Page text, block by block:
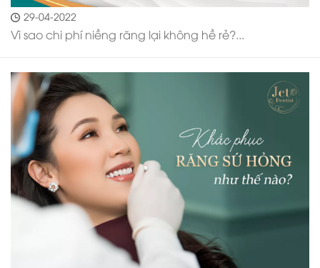
29-04-2022
Vì sao chi phí niềng răng lại không hề rẻ?...